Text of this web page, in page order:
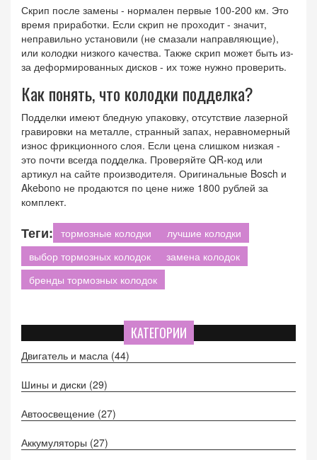
Скрип после замены - нормален первые 100-200 км. Это
время приработки. Если скрип не проходит - значит,
неправильно установили (не смазали направляющие),
или колодки низкого качества. Также скрип может быть из-
за деформированных дисков - их тоже нужно проверить.
Как понять, что колодки подделка?
Подделки имеют бледную упаковку, отсутствие лазерной
гравировки на металле, странный запах, неравномерный
износ фрикционного слоя. Если цена слишком низкая -
это почти всегда подделка. Проверяйте QR-код или
артикул на сайте производителя. Оригинальные Bosch и
Akebono не продаются по цене ниже 1800 рублей за
комплект.
Теги: тормозные колодки
лучшие колодки
выбор тормозных колодок
замена колодок
бренды тормозных колодок
КАТЕГОРИИ
Двигатель и масла (44)
Шины и диски (29)
Автоосвещение (27)
Аккумуляторы (27)